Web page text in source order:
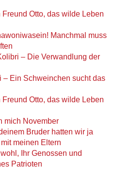
Freund Otto, das wilde Leben
Manchmal muss
– Die Verwandlung der
– Ein Schweinchen sucht das
Freund Otto, das wilde Leben
mich November
Bruder hatten wir ja
meinen Eltern
wohl, Ihr Genossen und
Patrioten